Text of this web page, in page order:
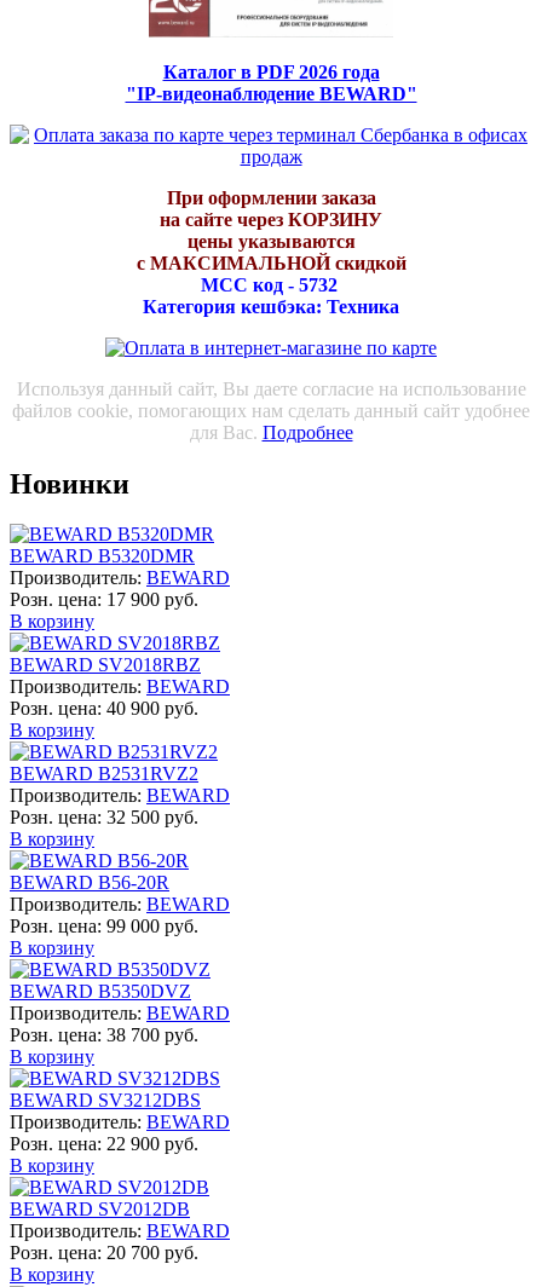
Каталог в PDF 2026 года
"IP-видеонаблюдение BEWARD"
При оформлении заказа
на сайте через КОРЗИНУ
цены указываются
с МАКСИМАЛЬНОЙ скидкой
МСС код - 5732
Категория кешбэка: Техника
Используя данный сайт, Вы даете согласие на использование
файлов cookie, помогающих нам сделать данный сайт удобнее
для Вас. Подробнее
Новинки
BEWARD B5320DMR
Производитель: BEWARD
Розн. цена: 17 900 руб.
В корзину
BEWARD SV2018RBZ
Производитель: BEWARD
Розн. цена: 40 900 руб.
В корзину
BEWARD B2531RVZ2
Производитель: BEWARD
Розн. цена: 32 500 руб.
В корзину
BEWARD B56-20R
Производитель: BEWARD
Розн. цена: 99 000 руб.
В корзину
BEWARD B5350DVZ
Производитель: BEWARD
Розн. цена: 38 700 руб.
В корзину
BEWARD SV3212DBS
Производитель: BEWARD
Розн. цена: 22 900 руб.
В корзину
BEWARD SV2012DB
Производитель: BEWARD
Розн. цена: 20 700 руб.
В корзину